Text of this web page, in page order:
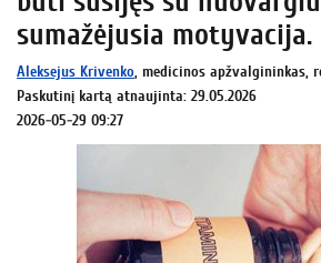
sumažėjusia motyvacija.
Aleksejus Krivenko, medicinos apžvalgininkas,
Paskutinį kartą atnaujinta: 29.05.2026
2026-05-29 09:27